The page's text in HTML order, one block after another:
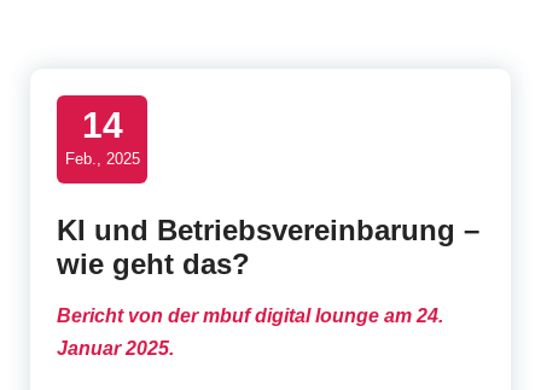
14
Feb., 2025
KI und Betriebsvereinbarung –
wie geht das?
Bericht von der mbuf digital lounge am 24.
Januar 2025.